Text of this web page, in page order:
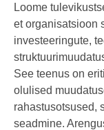
Loome
et organisatsioon
investeeringute,
See teenus on
olulised
rahastusotsused,
seadmine.